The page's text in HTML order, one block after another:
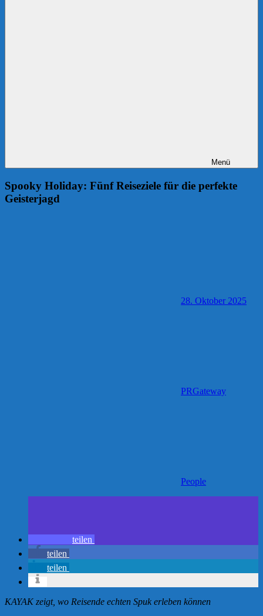
Menü
Spooky Holiday: Fünf Reiseziele für die perfekte
Geisterjagd
28. Oktober 2025
PRGateway
People
teilen
teilen
teilen
KAYAK zeigt, wo Reisende echten Spuk erleben können